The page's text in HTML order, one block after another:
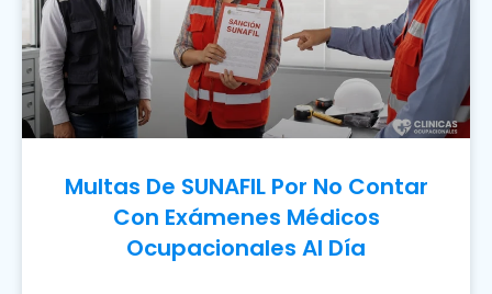
Multas De SUNAFIL Por No Contar
Con Exámenes Médicos
Ocupacionales Al Día